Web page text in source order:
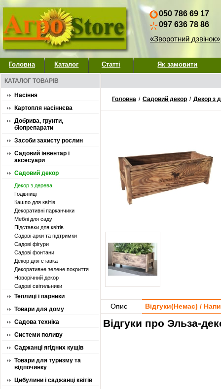
050 786 69 17
097 636 78 86
«Зворотний дзвінок»
Головна Каталог Статті Як замовити
КАТАЛОГ ТОВАРІВ
Насіння
Картопля насіннєва
Добрива, грунти,
біопрепарати
Засоби захисту рослин
Садовий інвентар і
аксесуари
Садовий декор
Декор з дерева
Годівниці
Кашпо для квітів
Декоративні парканчики
Меблі для саду
Підставки для квітів
Садові арки та підтримки
Садові фігури
Садові фонтани
Декор для ставка
Декоративне зелене покриття
Новорічний декор
Садові світильники
Теплиці і парники
Товари для дому
Садова техніка
Системи поливу
Саджанці ягідних кущів
Товари для туризму та
відпочинку
Цибулини і саджанці квітів
Головна / Садовий декор / Декор з
Опис Відгуки(Немає) /
Відгуки про Эльза-